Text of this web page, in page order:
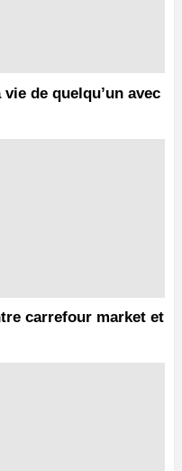
de quelqu’un avec
carrefour market et